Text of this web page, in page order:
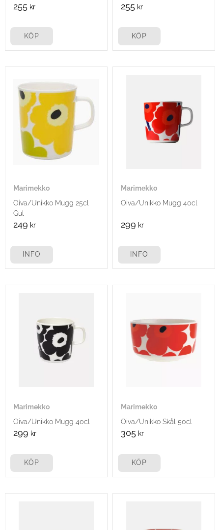
255 kr
KÖP
255 kr
KÖP
Marimekko
Oiva/Unikko Mugg 25cl
Gul
249 kr
INFO
Marimekko
Oiva/Unikko Mugg 40cl
299 kr
INFO
Marimekko
Oiva/Unikko Mugg 40cl
299 kr
KÖP
Marimekko
Oiva/Unikko Skål 50cl
305 kr
KÖP